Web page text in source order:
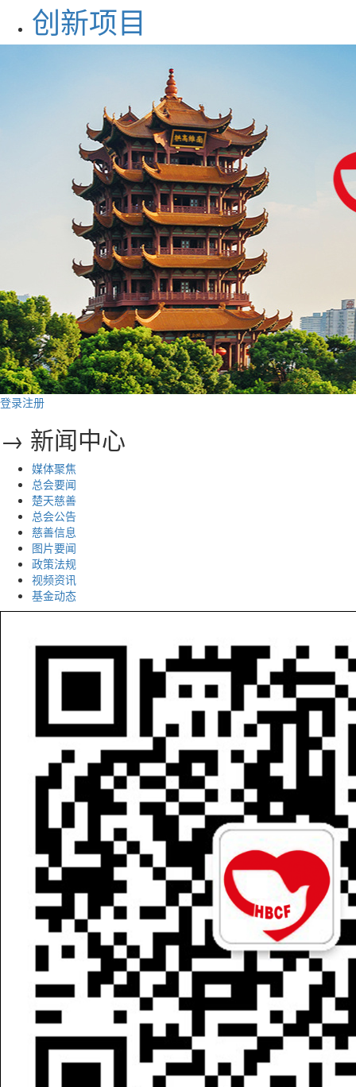
创新项目
登录注册
→ 新闻中心
媒体聚焦
总会要闻
楚天慈善
总会公告
慈善信息
图片要闻
政策法规
视频资讯
基金动态